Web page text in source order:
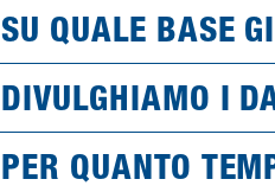
SU QUALE BASE
DIVULGHIAMO I
PER QUANTO